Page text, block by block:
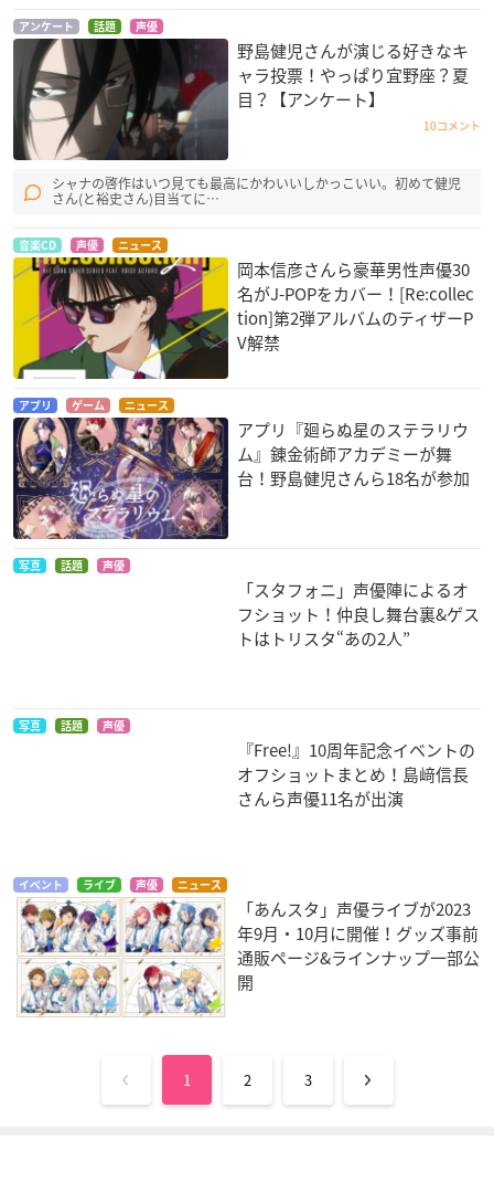
七原文人 遠野志貴
タズム 1st Season
遠野志貴
7SEEDS（第2期）
鮫島吹雪
美少女戦士セーラー
ムーンCrystal
地場衛/タキシード仮
イヴの時間
マサキ
ブラック・ジャック
＜Flashアニメ＞
アンケート 話題 声優
野島健児さんが演じる好きなキ
ャラ投票！やっぱり宜野座？夏
目？【アンケート】
10コメント
シャナの啓作はいつ見ても最高にかわいいしかっこいい。初めて健児
さん(と裕史さん)目当てに…
音楽CD 声優 ニュース
岡本信彦さんら豪華男性声優30
名がJ-POPをカバー！[Re:collec
tion]第2弾アルバムのティザーP
V解禁
アプリ ゲーム ニュース
アプリ『廻らぬ星のステラリウ
ム』錬金術師アカデミーが舞
台！野島健児さんら18名が参加
写真 話題 声優
「スタフォニ」声優陣によるオ
フショット！仲良し舞台裏&ゲス
トはトリスタ“あの2人”
写真 話題 声優
『Free!』10周年記念イベントの
オフショットまとめ！島﨑信長
さんら声優11名が出演
イベント ライブ 声優 ニュース
「あんスタ」声優ライブが2023
年9月・10月に開催！グッズ事前
通販ページ&ラインナップ一部公
開
1 2 3